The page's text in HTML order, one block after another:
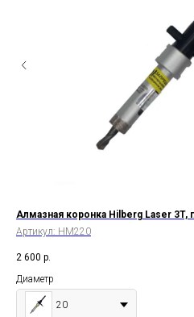
Алмазная коронка Hilberg Laser 3T,
Артикул: HM220
2 600 р.
Диаметр
20